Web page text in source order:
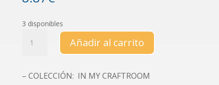
3 disponibles
6x8"
Añadir al carrito
– COLECCIÓN: IN MY CRAFTROOM